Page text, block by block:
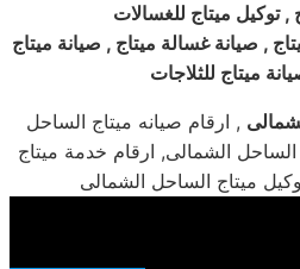
, توكيل ميتاج للغسالات
, صيانة غسالة ميتاج , صيانة ميتاج
ميتاج للثلاجات
, ارقام صيانه ميتاج الساحل
الشمالى, ارقام خدمة ميتاج
ميتاج الساحل الشمالى